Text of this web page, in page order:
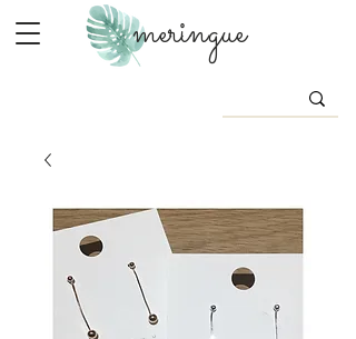
meringue